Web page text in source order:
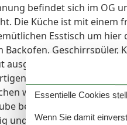
befindet sich im OG
Die Küche ist mit einem
Esstisch um
Backofen, Geschirrspüler,
ausgestatteten Küche
Tischlereinbauten
wundervolle Träume
befinden sich
und verspricht einen
Essentielle Cookies
Wenn Sie damit